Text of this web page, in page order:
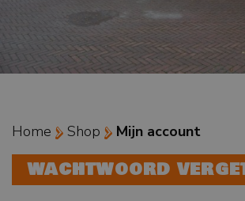
Home Shop Mijn account
WACHTWOORD